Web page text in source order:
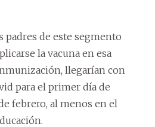
padres de este segmento
la vacuna en esa
llegarían con
para el primer día de
febrero, al menos en el